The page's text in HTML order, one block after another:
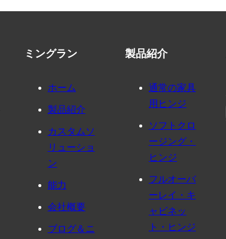
ミングラン
ホーム
製品紹介
カスタムソ
リューショ
ン
能力
会社概要
ブログ＆ニ
製品紹介
通常の家具
用ヒンジ
ソフトクロ
ージング・
ヒンジ
フルオーバ
ーレイ・キ
ャビネッ
ト・ヒンジ